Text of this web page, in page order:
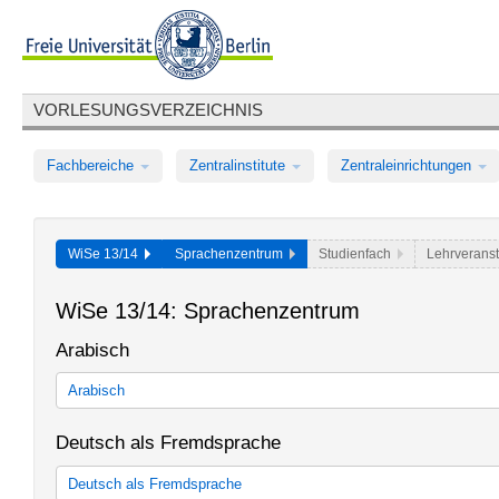
VORLESUNGSVERZEICHNIS
Fachbereiche Zentralinstitute Zentraleinrichtungen
WiSe 13/14 Sprachenzentrum Studienfach
WiSe 13/14: Sprachenzentrum
Arabisch
Arabisch
Semitistik des BA-Studiengangs "Geschichte und Kultur des
Arabisch im Rahmen der Allgemeinen Berufsvorbereitung in
Tandem - Lernen in Sprachpartnerschaften
Deutsch als Fremdsprache
Deutsch als Fremdsprache